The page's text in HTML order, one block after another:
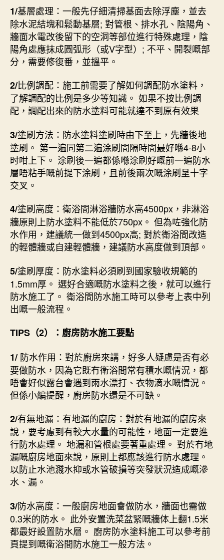
1/基層處理：一般先仔細清掃基面去除浮塵，並去
除水泥結塊和鬆動基層; 對管根、排水孔、陰陽角、
牆面水電改後留下的空洞等部位進行特殊處理，陰
陽角處應抹成圓弧形（或V字型）; 不平、開裂嘅部
分，需要修復番，並搵平。
2/比例調配：施工前需要了解如何調配防水塗料，
了解調配的比例是多少等知識。 如果不按比例調
配，調配出來的防水塗料可能就達不到原有效果
3/塗刷方法：防水塗料塗刷時由下至上，先牆後地
塗刷。 第一遍同第二遍涂刷間隔時間最好喺4-8小
时咁上下。 涂刷後一遍都係喺涂刷好嘅前一遍防水
層唔粘手嘅前提下涂刷，且前後兩次嘅涂刷呈十字
交叉。
4/塗刷高度：衛浴間淋浴牆防水高4500px，非淋浴
牆原則上防水塗料不能低於750px。 但為咗強化防
水作用，建議統一做到4500px高; 對於衛浴間改造
的輕體牆或自建輕體牆，建議防水高度做到頂部。
5/塗刷厚度：防水塗料必須刷到國家驗收規範的
1.5mm厚。 選好合適嘅防水塗料之後，就可以進行
防水施工了。 衛浴間防水施工時可以參考上表中列
出嘅一般流程。
TIPS（2）：廚房防水施工要點
1/ 防水作用：對於廚房來講，好多人疑慮是否有必
要做防水，因為它既冇衛浴間常有積水嘅情況，都
唔會好似露台會遇到雨水漂打、衣物滴水嘅情況。
但係小編提醒，廚房防水還是不可缺。
2/有無地漏：有地漏的廚房：對於有地漏的廚房來
說，要考慮到有較大水量的可能性，地面一定要進
行防水處理。 地漏和管根處要著重處理。 對於冇地
漏嘅廚房地面來說，原則上都應該進行防水處理。
以防止水池濺水抑或水管破損等突發狀況造成嘅滲
水、漏。
3/防水高度：一般廚房地面會做防水，牆面也需做
0.3米的防水。 此外安置洗菜盆緊嘅牆体上翻1.5米
都最好設置防水層。 廚房防水塗料施工可以參考前
頁提到嘅衛浴間防水施工一般方法。